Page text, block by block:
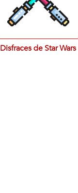
Disfraces de Star Wars